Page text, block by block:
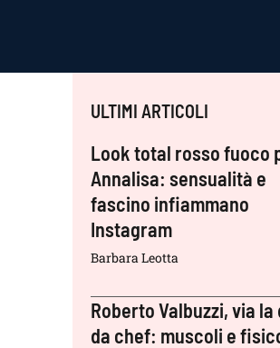
ULTIMI ARTICOLI
Look total rosso fuoco
Annalisa: sensualità e
fascino infiammano
Instagram
Barbara Leotta
Roberto Valbuzzi, via
da chef: muscoli e